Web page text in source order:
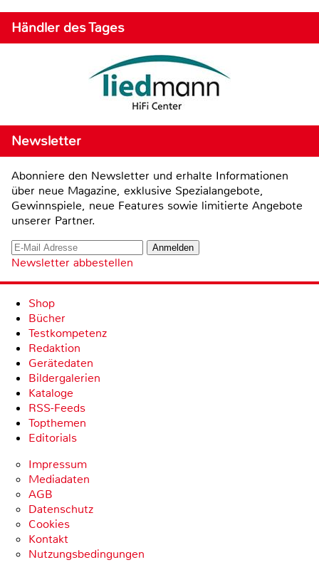
Händler des Tages
Newsletter
Abonniere den Newsletter und erhalte Informationen
über neue Magazine, exklusive Spezialangebote,
Gewinnspiele, neue Features sowie limitierte Angebote
unserer Partner.
Newsletter abbestellen
Shop
Bücher
Testkompetenz
Redaktion
Gerätedaten
Bildergalerien
Kataloge
RSS-Feeds
Topthemen
Editorials
Impressum
Mediadaten
AGB
Datenschutz
Cookies
Kontakt
Nutzungsbedingungen